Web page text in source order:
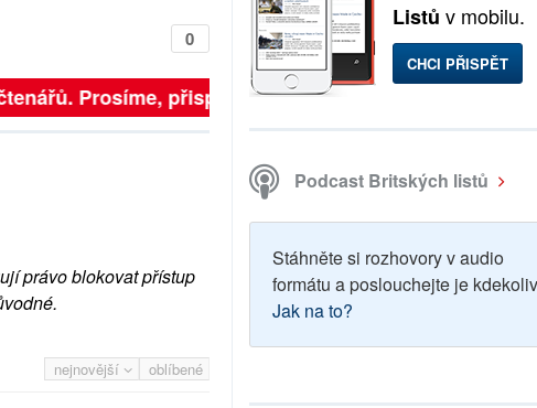
0
Prosíme, přispějte. ➥
právo blokovat přístup
nejnovější oblíbené
Listů v mobilu.
CHCI PŘISPĚT
Podcast Britských listů
Stáhněte si rozhovory v audio
formátu a poslouchejte je
Jak na to?